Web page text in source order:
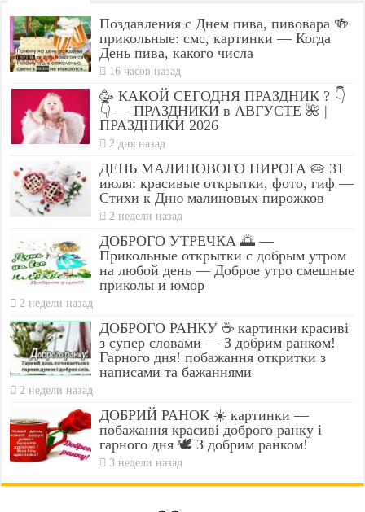
Поздавления с Днем пива, пивовара 🍻
прикольные: смс, картинки — Когда
День пива, какого числа
16 часов назад
🥳 КАКОЙ СЕГОДНЯ ПРАЗДНИК ? 👇
👇 — ПРАЗДНИКИ в АВГУСТЕ 🌺 |
ПРАЗДНИКИ 2026
2 дня назад
ДЕНЬ МАЛИНОВОГО ПИРОГА 🥧 31
июля: красивые открытки, фото, гиф —
Стихи к Дню малиновых пирожков
2 недели назад
ДОБРОГО УТРЕЧКА 🌅 —
Прикольные открытки с добрым утром
на любой день — Доброе утро смешные
приколы и юмор
2 недели назад
ДОБРОГО РАНКУ ☕ картинки красиві
з супер словами — З добрим ранком!
Гарного дня! побажання откритки з
написами та бажаннями
2 недели назад
ДОБРИЙ РАНОК ☀️ картинки —
побажання красиві доброго ранку і
гарного дня 🕊️ З добрим ранком!
3 недели назад